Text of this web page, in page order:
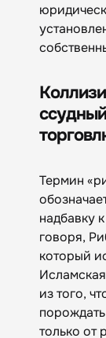
Термин
надбавку
говоря,
который
из того,
только от